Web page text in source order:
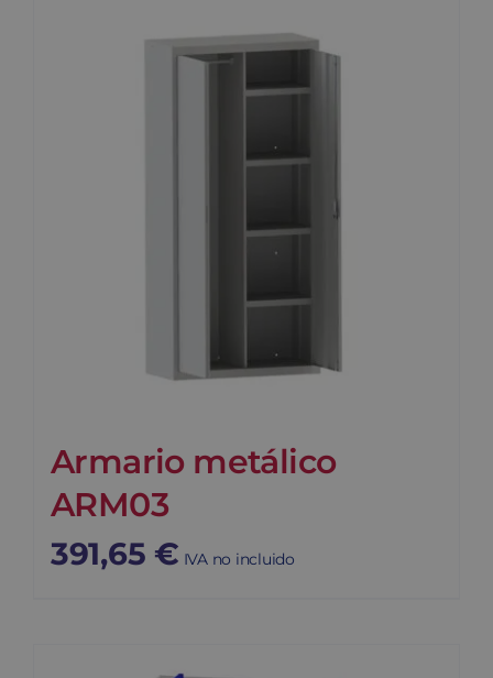
Armario metálico
ARM03
391,65 € IVA no incluido